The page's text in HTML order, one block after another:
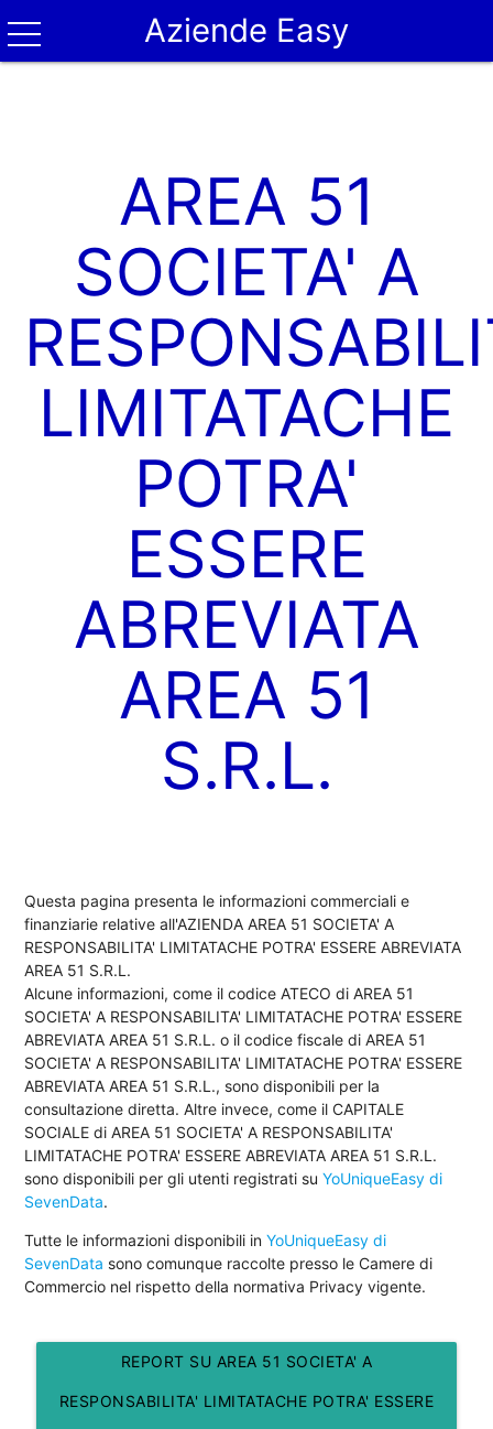
Aziende Easy
AREA 51
SOCIETA' A
LIMITATACHE
POTRA'
ESSERE
ABREVIATA
AREA 51
S.R.L.
Questa pagina presenta le informazioni commerciali e
finanziarie relative all'AZIENDA AREA 51 SOCIETA' A
RESPONSABILITA' LIMITATACHE POTRA' ESSERE ABREVIATA
AREA 51 S.R.L.
Alcune informazioni, come il codice ATECO di AREA 51
SOCIETA' A RESPONSABILITA' LIMITATACHE POTRA' ESSERE
ABREVIATA AREA 51 S.R.L. o il codice fiscale di AREA 51
SOCIETA' A RESPONSABILITA' LIMITATACHE POTRA' ESSERE
ABREVIATA AREA 51 S.R.L., sono disponibili per la
consultazione diretta. Altre invece, come il CAPITALE
SOCIALE di AREA 51 SOCIETA' A RESPONSABILITA'
LIMITATACHE POTRA' ESSERE ABREVIATA AREA 51 S.R.L.
sono disponibili per gli utenti registrati suYoUniqueEasy di
SevenData.
Tutte le informazioni disponibili inYoUniqueEasy di
SevenData sono comunque raccolte presso le Camere di
Commercio nel rispetto della normativa Privacy vigente.
REPORT SU AREA 51 SOCIETA' A
RESPONSABILITA' LIMITATACHE POTRA' ESSERE